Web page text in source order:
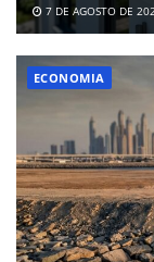
7 DE AGOSTO DE
ECONOMIA